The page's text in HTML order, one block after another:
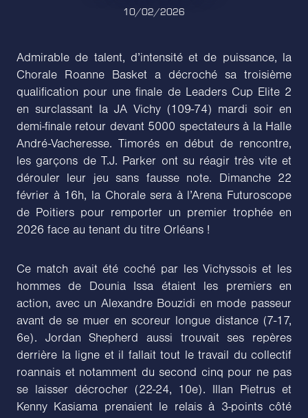
10/02/2026
Admirable de talent, d’intensité et de puissance, la
Chorale Roanne Basket a décroché sa troisième
qualification pour une finale de Leaders Cup Elite 2
en surclassant la JA Vichy (109-74) mardi soir en
demi-finale retour devant 5000 spectateurs à la Halle
André-Vacheresse. Timorés en début de rencontre,
les garçons de T.J. Parker ont su réagir très vite et
dérouler leur jeu sans fausse note. Dimanche 22
février à 16h, la Chorale sera à l’Arena Futuroscope
de Poitiers pour remporter un premier trophée en
2026 face au tenant du titre Orléans !
Ce match avait été coché par les Vichyssois et les
hommes de Dounia Issa étaient les premiers en
action, avec un Alexandre Bouzidi en mode passeur
avant de se muer en scoreur longue distance (7-17,
6e). Jordan Shepherd aussi trouvait ses repères
derrière la ligne et il fallait tout le travail du collectif
roannais et notamment du second cinq pour ne pas
se laisser décrocher (22-24, 10e). Illan Pietrus et
Kenny Kasiama prenaient le relais à 3-points côté